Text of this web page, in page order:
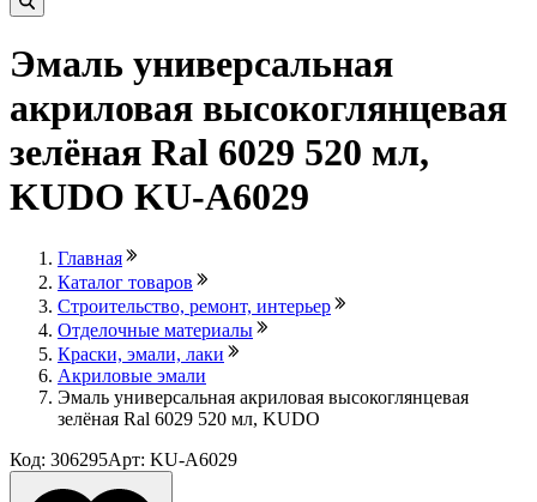
Эмаль универсальная
акриловая высокоглянцевая
зелёная Ral 6029 520 мл,
KUDO KU-A6029
Главная
Каталог товаров
Строительство, ремонт, интерьер
Отделочные материалы
Краски, эмали, лаки
Акриловые эмали
Эмаль универсальная акриловая высокоглянцевая
зелёная Ral 6029 520 мл, KUDO
Код: 306295Арт: KU-A6029